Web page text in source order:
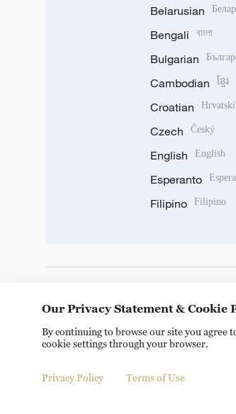
Belarusian
Bengali বাংলা
Bulgarian
Cambodian ខ្មែរ
Croatian Hrvatski
Czech Český
English English
Esperanto
Filipino Filipino
Copyright © 2024 CGTN. 京ICP备
Our Privacy Statement & Cookie
By continuing to browse our site you agree
cookie settings through your browser.
Privacy Policy Terms of Use